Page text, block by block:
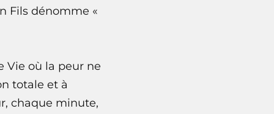
Fils dénomme «
Vie où la peur ne
totale et à
chaque minute,